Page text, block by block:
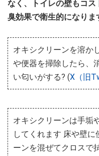
なく、トイレの壁もコ
臭効果で衛生的になりま
オキシクリーンを溶か
や便器を掃除したら、
い匂いがする? (X（旧
オキシクリーンは手垢
してくれます 床や壁
ーンを混ぜてクロスで